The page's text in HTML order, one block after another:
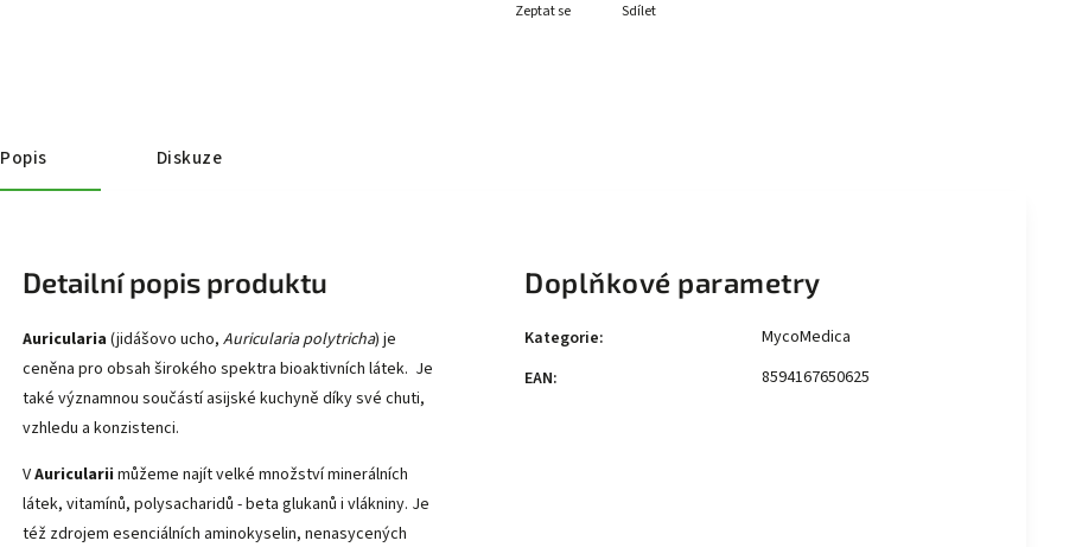
Zeptat se Sdílet
Popis Diskuze
Detailní popis produktu
Auricularia (jidášovo ucho, Auricularia polytricha) je
ceněna pro obsah širokého spektra bioaktivních látek. Je
také významnou součástí asijské kuchyně díky své chuti,
vzhledu a konzistenci.
VAuricularii můžeme najít velké množství minerálních
látek, vitamínů, polysacharidů - beta glukanů i vlákniny. Je
též zdrojem esenciálních aminokyselin, nenasycených
Doplňkové parametry
Kategorie:
MycoMedica
EAN: 8594167650625